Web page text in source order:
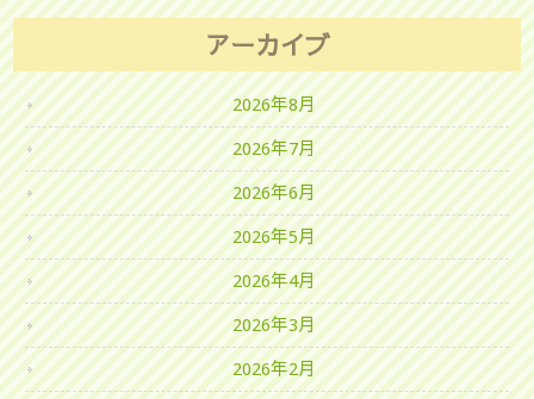
アーカイブ
2026年8月
2026年7月
2026年6月
2026年5月
2026年4月
2026年3月
2026年2月